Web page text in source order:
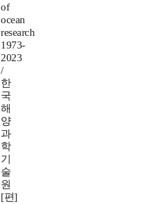
of
ocean
research
1973-
2023
/
한
국
해
양
과
학
기
술
원
[편]